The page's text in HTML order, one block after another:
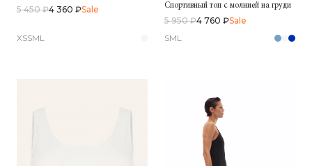
5 450 ₽4 360 ₽Sale
XSSML
Спортивный топ с молнией на груди
5 950 ₽4 760 ₽Sale
SML